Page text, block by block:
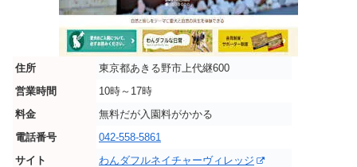
住所
東京都あきる野市上代継600
営業時間
10時～17時
料金
無料だが入園料がかかる
電話番号
042-558-5861
サイト
わんダフルネイチャーヴィレッジ